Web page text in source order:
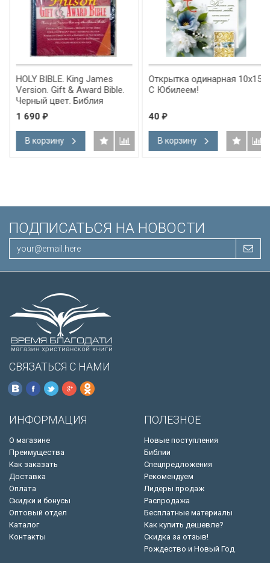
HOLY BIBLE. King James
Version. Gift & Award Bible.
Черный цвет. Библия
Короля Иакова на
английском языке.
Словарь, карты, закладка,
подарочная вкладка, слова
Иисуса выделены красным
1 690 ₽
В корзину
Открытка одинарная 10x15:
С Юбилеем!
40 ₽
В корзину
ПОДПИСАТЬСЯ НА НОВОСТИ
СВЯЗАТЬСЯ С НАМИ
ИНФОРМАЦИЯ
О магазине
Преимущества
Как заказать
Доставка
Оплата
Скидки и бонусы
Оптовый отдел
Каталог
Контакты
ПОЛЕЗНОЕ
Новые поступления
Библии
Спецпредложения
Рекомендуем
Лидеры продаж
Распродажа
Бесплатные материалы
Как купить дешевле?
Скидка за отзыв!
Рождество и Новый Год